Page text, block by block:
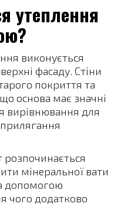
утеплення
виконується
фасаду. Стіни
покриття та
основа має значні
вирівнювання для
розпочинається
мінеральної вати
допомогою
чого додатково